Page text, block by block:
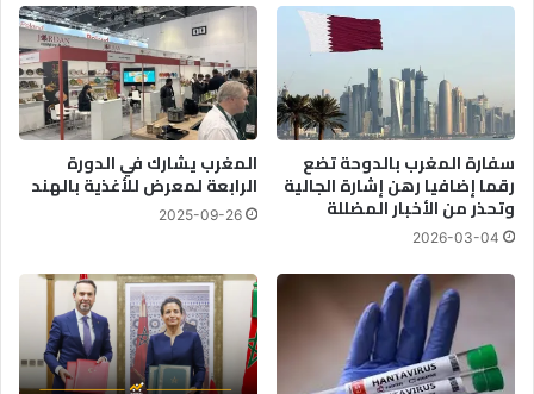
سفارة المغرب بالدوحة تضع
رقما إضافيا رهن إشارة الجالية
وتحذر من الأخبار المضللة
2026-03-04
المغرب يشارك في الدورة
الرابعة لمعرض للأغذية بالهند
2025-09-26